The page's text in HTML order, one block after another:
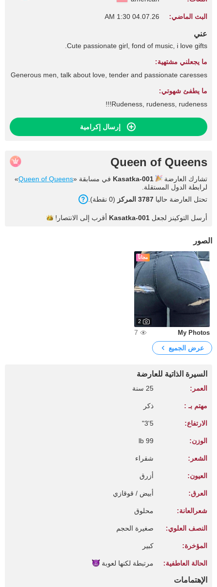
البث الماضي: 04.07.26 1:30 AM
عني
Cute passionate girl, fond of music, i love gifts.
ما يجعلني مشتهية:
Generous men, talk about love, tender and passionate caresses
ما يطفئ شهوتي:
Rudeness, rudeness, rudeness!!!
إرسال إكرامية
Queen of Queens
تشارك العارضة Kasatka-001 في مسابقة «Queen of Queens
»
لرابطة الدول المستقلة.
تحتل العارضة حاليا 3787 المركز (0 نقطة).
أرسل التوكينز لجعل Kasatka-001 أقرب إلى الانتصار!
الصور
مجاناً
2
My Photos
7
عرض الجميع
السيرة الذاتية للعارضة
العمر: 25 سنة
مهتم بـ : ذكر
الارتفاع: 5'3"
الوزن: 99 lb
الشعر: شقراء
العيون: أزرق
العرق: أبيض / قوقازي
شعرالعانة: محلوق
النصف العلوي: صغيرة الحجم
المؤخرة: كبير
الحالة العاطفية: مرتبطة لكنها لعوبة
الإهتمامات